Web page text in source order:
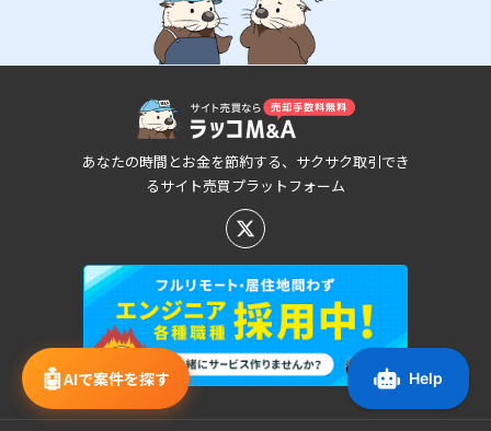
🤖AIで案件を探す
あなたの時間とお金を節約する、サクサク取引でき
るサイト売買プラットフォーム